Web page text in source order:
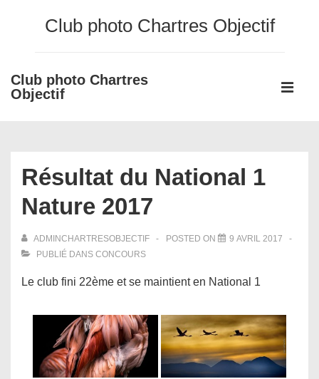
principal
Club photo Chartres Objectif
Club photo Chartres
Objectif
Main
Résultat du National 1
Nature 2017
ADMINCHARTRESOBJECTIF POSTED ON
9 AVRIL 2017
PUBLIÉ DANS CONCOURS
Le club fini 22ème et se maintient en National 1